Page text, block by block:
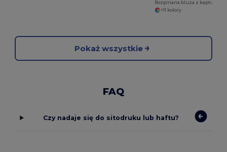
+11 kolory
Pokaż wszystkie
FAQ
Czy nadaje się do sitodruku lub haftu?